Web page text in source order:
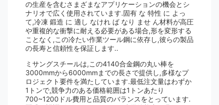
の生産を含むさまざまなアプリケーションの機会とシ
ナリオで広く使用されています.固有 な 特性 に よっ
て,冷凍 鍛造 に 適し なけれ ば なり ませ ん材料が高圧
や重複的な衝撃に耐える必要がある場合,形を変形する
ことなく,この冷たい作業ツール鋼に依存し,彼らの製品
の長寿と信頼性を保証します..
ミサングスチールは,この4140合金鋼の丸い棒を
3000mmから6000mmまでの長さで提供し,多様なプ
ロジェクト要件を満たしています.最低注文量はわずか
1トンで,競争力のある価格範囲は1トンあたり
700~1200ドル費用と品質のバランスをとっています.